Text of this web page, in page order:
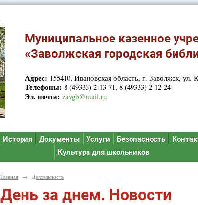
Муниципальное казенное
«Заволжская городская
Адрес: 155410, Ивановская область, г. Заволжск, ул.
Телефоны: 8 (49333) 2-13-71, 8 (49333) 2-12-24
Эл. почта: zavgb@mail.ru
История Документы Услуги Безопасность
Культура для школьников
Главная → Деятельность
День за днем. Новости